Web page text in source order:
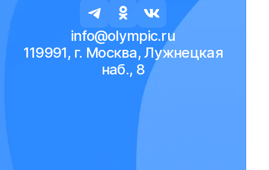
info@olympic.ru
119991, г. Москва, Лужнецкая
наб., 8